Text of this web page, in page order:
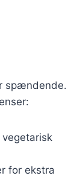
spændende.
for ekstra